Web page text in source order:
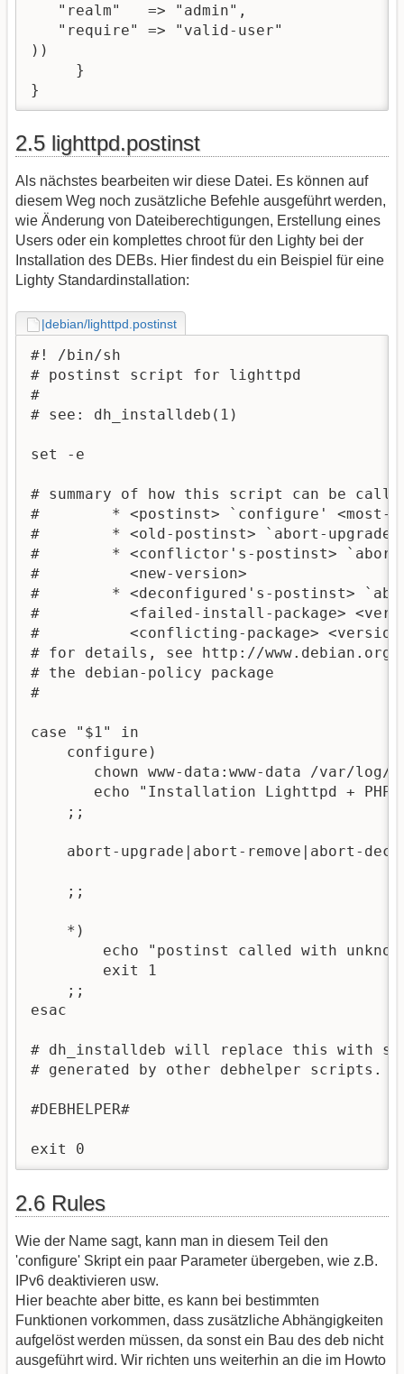
   "realm"   => "admin",
   "require" => "valid-user"
))
     }
}
2.5 lighttpd.postinst
Als nächstes bearbeiten wir diese Datei. Es können auf
diesem Weg noch zusätzliche Befehle ausgeführt werden,
wie Änderung von Dateiberechtigungen, Erstellung eines
Users oder ein komplettes chroot für den Lighty bei der
Installation des DEBs. Hier findest du ein Beispiel für eine
Lighty Standardinstallation:
|debian/lighttpd.postinst
#! /bin/sh
# postinst script for lighttpd
#
# see: dh_installdeb(1)
set -e
# summary of how this script can be
#        * <postinst> `configure' <most-
#        * <old-postinst> `abort-upgrade'
#        * <conflictor's-postinst> `abort-
#          <new-version>
#        * <deconfigured's-postinst>
#          <failed-install-package>
#          <conflicting-package>
# for details, see http://
# the debian-policy package
#
case "$1" in
    configure)
chown www-data:www-data /var/log/
echo "Installation Lighttpd +
    ;;
abort-upgrade|abort-remove|abort-
    ;;
    *)
echo "postinst called with
        exit 1
    ;;
esac
# dh_installdeb will replace this with
# generated by other debhelper scripts.
#DEBHELPER#
exit 0
2.6 Rules
Wie der Name sagt, kann man in diesem Teil den
'configure' Skript ein paar Parameter übergeben, wie z.B.
IPv6 deaktivieren usw.
Hier beachte aber bitte, es kann bei bestimmten
Funktionen vorkommen, dass zusätzliche Abhängigkeiten
aufgelöst werden müssen, da sonst ein Bau des deb nicht
ausgeführt wird. Wir richten uns weiterhin an die im Howto